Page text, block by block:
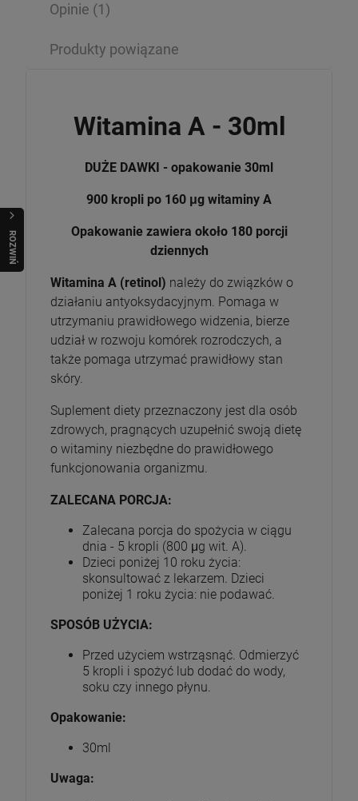
R
O
Z
W
I
Ń
O
B
I
Opinie (1)
Produkty powiązane
Witamina A - 30ml
DUŻE DAWKI - opakowanie 30ml
900 kropli po 160 μg witaminy A
Opakowanie zawiera około 180 porcji
dziennych
Witamina A (retinol) należy do związków o
działaniu antyoksydacyjnym. Pomaga w
utrzymaniu prawidłowego widzenia, bierze
udział w rozwoju komórek rozrodczych, a
także pomaga utrzymać prawidłowy stan
skóry.
Suplement diety przeznaczony jest dla osób
zdrowych, pragnących uzupełnić swoją dietę
o witaminy niezbędne do prawidłowego
funkcjonowania organizmu.
ZALECANA PORCJA:
Zalecana porcja do spożycia w ciągu
dnia - 5 kropli (800 μg wit. A).
Dzieci poniżej 10 roku życia:
skonsultować z lekarzem. Dzieci
poniżej 1 roku życia: nie podawać.
SPOSÓB UŻYCIA:
Przed użyciem wstrząsnąć. Odmierzyć
5 kropli i spożyć lub dodać do wody,
soku czy innego płynu.
Opakowanie:
30ml
Uwaga: